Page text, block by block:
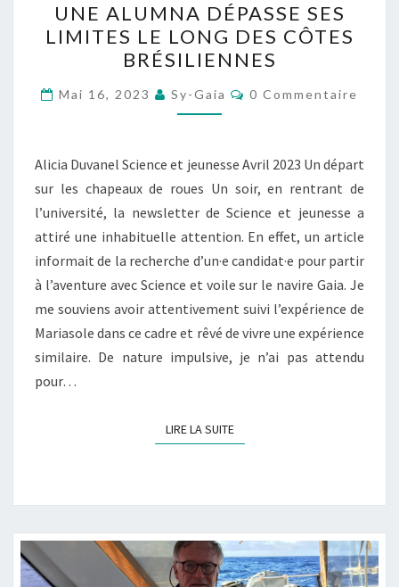
ALUMNA
DÉPASSE
SES
LIMITES
LE
DES
CÔTES
BRÉSILIENNES
UNE ALUMNA DÉPASSE SES
LIMITES LE LONG DES CÔTES
BRÉSILIENNES
Mai 16, 2023 Sy-Gaia Commentaires
0 Commentaire
Alicia Duvanel Science et jeunesse Avril 2023 Un départ
sur les chapeaux de roues Un soir, en rentrant de
l’université, la newsletter de Science et jeunesse a
attiré une inhabituelle attention. En effet, un article
informait de la recherche d’un·e candidat·e pour partir
à l’aventure avec Science et voile sur le navire Gaia. Je
me souviens avoir attentivement suivi l’expérience de
Mariasole dans ce cadre et rêvé de vivre une expérience
similaire. De nature impulsive, je n’ai pas attendu
pour…
LIRE LA SUITELIRE LA SUITE